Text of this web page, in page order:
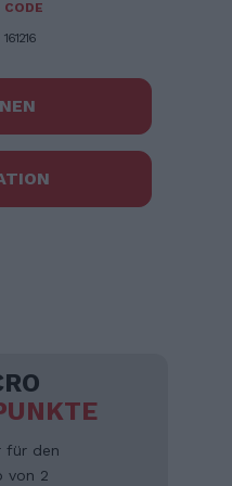
CODE
161216
für den
von 2